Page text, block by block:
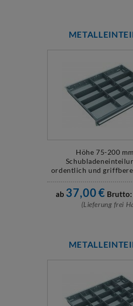
Höhe 75-200
ordentlich und
ab 37,00€ Brutto:
(Lieferung frei